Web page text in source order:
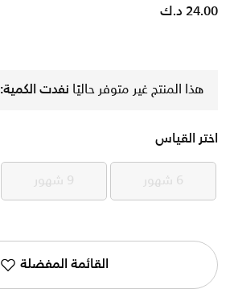
24.00 د.ك
هذا المنتج غير متوفر حاليًا نفدت الكمية:
اختر القياس
6 شهور 6 شهور 9 شهور 9 شهور
القائمة المفضلة